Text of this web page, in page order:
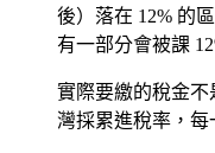
後）落在 12% 的
有一部分會被課
實際要繳的稅金
灣採累進稅率，每